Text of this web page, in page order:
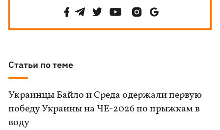
Статьи по теме
Украинцы Байло и Среда одержали первую
победу Украины на ЧЕ-2026 по прыжкам в
воду